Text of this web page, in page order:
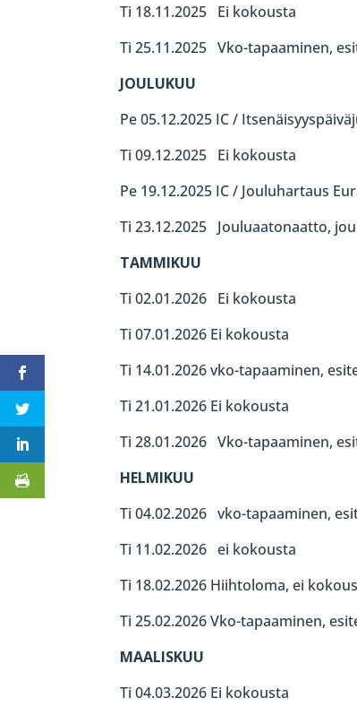
Ti 18.11.2025 Ei kokousta
Ti 25.11.2025 Vko-tapaaminen,
JOULUKUU
Pe 05.12.2025 IC /
Ti 09.12.2025 Ei kokousta
Pe 19.12.2025 IC / Jouluhartaus
Ti 23.12.2025 Jouluaatonaatto,
TAMMIKUU
Ti 02.01.2026 Ei kokousta
Ti 07.01.2026 Ei kokousta
Ti 14.01.2026 vko-tapaaminen,
Ti 21.01.2026 Ei kokousta
Ti 28.01.2026 Vko-tapaaminen,
HELMIKUU
Ti 04.02.2026 vko-tapaaminen,
Ti 11.02.2026 ei kokousta
Ti 18.02.2026 Hiihtoloma, ei
Ti 25.02.2026 Vko-tapaaminen,
MAALISKUU
Ti 04.03.2026 Ei kokousta